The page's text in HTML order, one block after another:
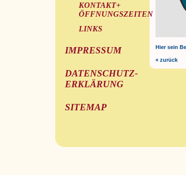
KONTAKT+
ÖFFNUNGSZEITEN
LINKS
IMPRESSUM
DATENSCHUTZ-
ERKLÄRUNG
SITEMAP
Hier sein
« zurück